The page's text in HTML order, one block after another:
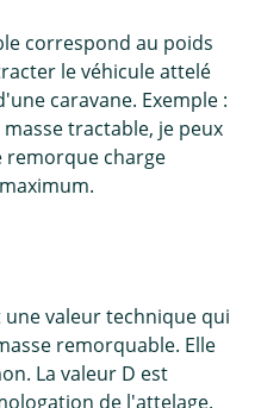
correspond au poids
le véhicule attelé
caravane. Exemple :
tractable, je peux
remorque charge
valeur technique qui
remorquable. Elle
La valeur D est
de l'attelage.